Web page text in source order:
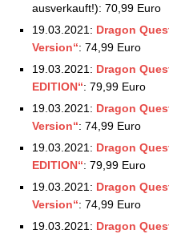
ausverkauft!): 70,99 Euro
19.03.2021: Dragon
Version“: 74,99 Euro
19.03.2021: Dragon
EDITION“: 79,99 Euro
19.03.2021: Dragon
Version“: 74,99 Euro
19.03.2021: Dragon
EDITION“: 79,99 Euro
19.03.2021: Dragon
Version“: 74,99 Euro
19.03.2021: Dragon